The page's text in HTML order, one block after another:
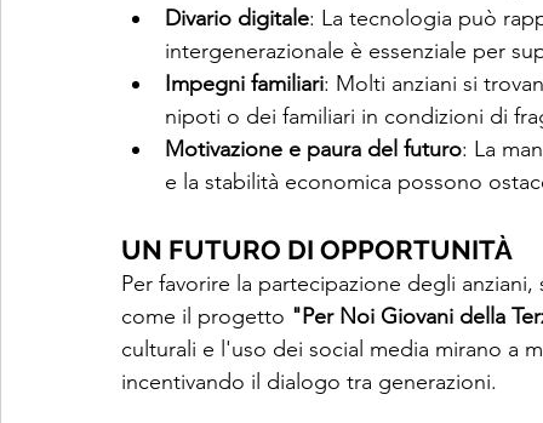
Divario digitale: La tecnologia può
intergenerazionale è essenziale per
Impegni familiari: Molti anziani si
nipoti o dei familiari in condizioni di
Motivazione e paura del futuro: La
e la stabilità economica possono
UN FUTURO DI OPPORTUNITÀ
Per favorire la partecipazione degli
come il progetto "Per Noi Giovani della
culturali e l'uso dei social media mirano a
incentivando il dialogo tra generazioni.